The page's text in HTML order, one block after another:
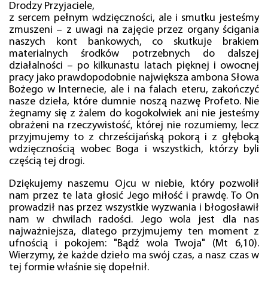
Drodzy Przyjaciele,
z sercem pełnym wdzięczności, ale i smutku jesteśmy
zmuszeni – z uwagi na zajęcie przez organy ścigania
naszych kont bankowych, co skutkuje brakiem
materialnych środków potrzebnych do dalszej
działalności – po kilkunastu latach pięknej i owocnej
pracy jako prawdopodobnie największa ambona Słowa
Bożego w Internecie, ale i na falach eteru, zakończyć
nasze dzieła, które dumnie noszą nazwę Profeto. Nie
żegnamy się z żalem do kogokolwiek ani nie jesteśmy
obrażeni na rzeczywistość, której nie rozumiemy, lecz
przyjmujemy to z chrześcijańską pokorą i z głęboką
wdzięcznością wobec Boga i wszystkich, którzy byli
częścią tej drogi.
Dziękujemy naszemu Ojcu w niebie, który pozwolił
nam przez te lata głosić Jego miłość i prawdę. To On
prowadził nas przez wszystkie wyzwania i błogosławił
nam w chwilach radości. Jego wola jest dla nas
najważniejsza, dlatego przyjmujemy ten moment z
ufnością i pokojem: "Bądź wola Twoja" (Mt 6,10).
Wierzymy, że każde dzieło ma swój czas, a nasz czas w
tej formie właśnie się dopełnił.